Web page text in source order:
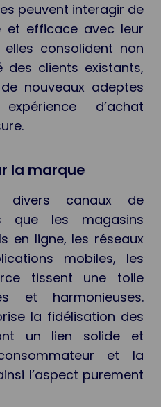
peuvent interagir de
et efficace avec leur
consolident non
des clients existants,
nouveaux adeptes
d’achat
la marque
divers canaux de
que les magasins
en ligne, les réseaux
mobiles, les
tissent une toile
et harmonieuses.
la fidélisation des
un lien solide et
et la
l’aspect purement